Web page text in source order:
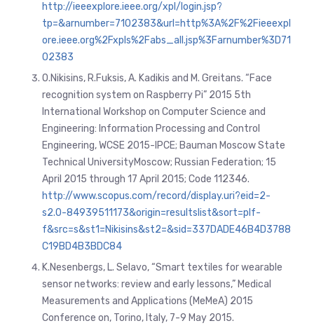
http://ieeexplore.ieee.org/xpl/login.jsp?
tp=&arnumber=7102383&url=http%3A%2F%2Fieeexpl
ore.ieee.org%2Fxpls%2Fabs_all.jsp%3Farnumber%3D71
02383
O.Nikisins, R.Fuksis, A. Kadikis and M. Greitans. “Face
recognition system on Raspberry Pi” 2015 5th
International Workshop on Computer Science and
Engineering: Information Processing and Control
Engineering, WCSE 2015-IPCE; Bauman Moscow State
Technical UniversityMoscow; Russian Federation; 15
April 2015 through 17 April 2015; Code 112346.
http://www.scopus.com/record/display.uri?eid=2-
s2.0-84939511173&origin=resultslist&sort=plf-
f&src=s&st1=Nikisins&st2=&sid=337DADE46B4D3788
C19BD4B3BDC84
K.Nesenbergs, L. Selavo, “Smart textiles for wearable
sensor networks: review and early lessons,” Medical
Measurements and Applications (MeMeA) 2015
Conference on, Torino, Italy, 7-9 May 2015.